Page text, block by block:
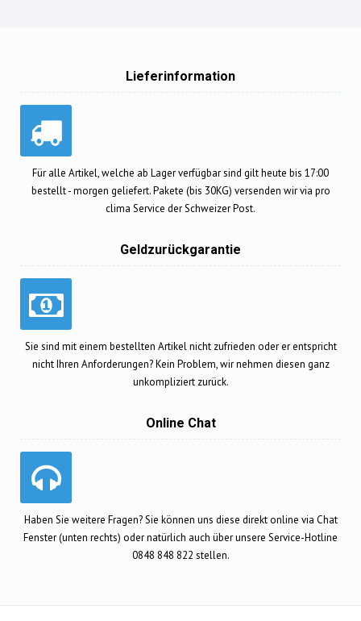
Lieferinformation
Für alle Artikel, welche ab Lager verfügbar sind gilt heute bis 17:00
bestellt - morgen geliefert. Pakete (bis 30KG) versenden wir via pro
clima Service der Schweizer Post.
Geldzurückgarantie
Sie sind mit einem bestellten Artikel nicht zufrieden oder er entspricht
nicht Ihren Anforderungen? Kein Problem, wir nehmen diesen ganz
unkompliziert zurück.
Online Chat
Haben Sie weitere Fragen? Sie können uns diese direkt online via Chat
Fenster (unten rechts) oder natürlich auch über unsere Service-Hotline
0848 848 822 stellen.